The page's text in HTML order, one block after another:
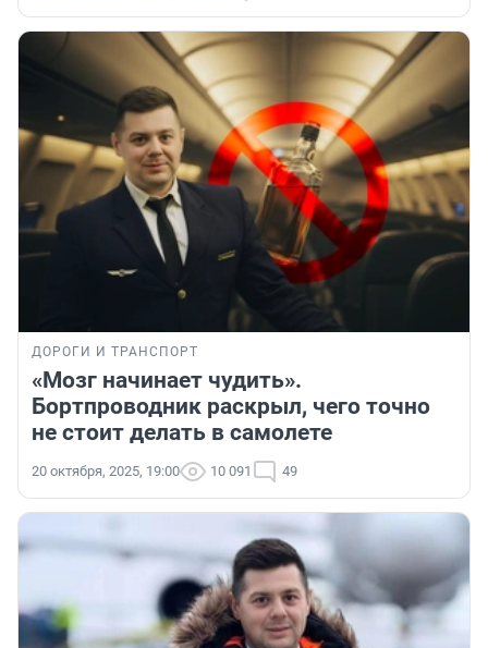
ДОРОГИ И ТРАНСПОРТ
«Мозг начинает чудить».
Бортпроводник раскрыл, чего точно
не стоит делать в самолете
20 октября, 2025, 19:00 10 091 49